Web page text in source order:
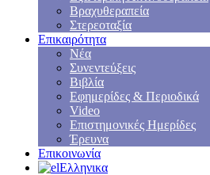
Βραχυθεραπεία
Στερεοταξία
Επικαιρότητα
Νέα
Συνεντεύξεις
Βιβλία
Εφημερίδες & Περιοδικά
Video
Επιστημονικές Ημερίδες
Έρευνα
Επικοινωνία
Ελληνικα